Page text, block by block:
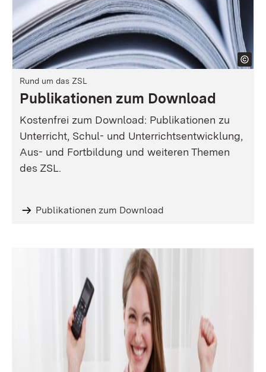
Rund um das ZSL
Publikationen zum Download
Kostenfrei zum Download: Publikationen zu
Unterricht, Schul- und Unterrichtsentwicklung,
Aus- und Fortbildung und weiteren Themen
des ZSL.
Publikationen zum Download